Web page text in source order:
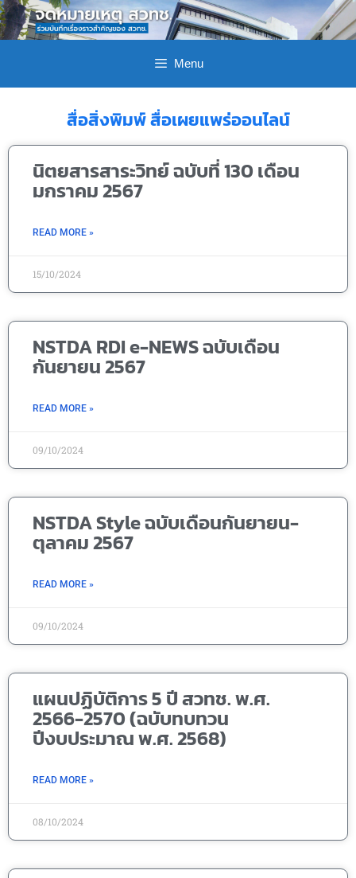
Menu
สื่อสิ่งพิมพ์ สื่อเผยแพร่ออนไลน์
นิตยสารสาระวิทย์ ฉบับที่ 130 เดือน
มกราคม 2567
READ MORE »
15/10/2024
NSTDA RDI e-NEWS ฉบับเดือน
กันยายน 2567
READ MORE »
09/10/2024
NSTDA Style ฉบับเดือนกันยายน-
ตุลาคม 2567
READ MORE »
09/10/2024
แผนปฏิบัติการ 5 ปี สวทช. พ.ศ.
2566-2570 (ฉบับทบทวน
ปีงบประมาณ พ.ศ. 2568)
READ MORE »
08/10/2024